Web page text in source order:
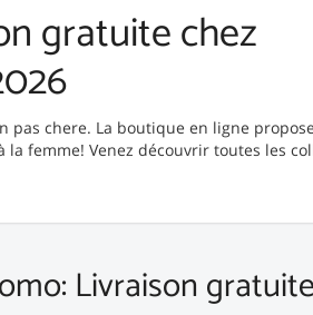
gratuite chez
pas chere. La boutique en ligne
femme! Venez découvrir toutes les
Livraison